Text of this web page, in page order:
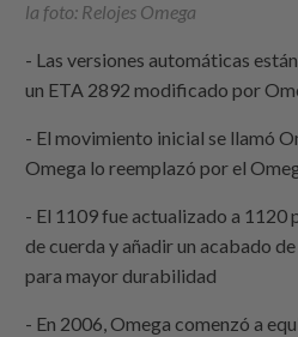
la foto: Relojes Omega
- Las versiones automáticas
un ETA 2892 modificado por
- El movimiento inicial se llamó
Omega lo reemplazó por el
- El 1109 fue actualizado a 1120
de cuerda y añadir un acabado
para mayor durabilidad
- En 2006, Omega comenzó a